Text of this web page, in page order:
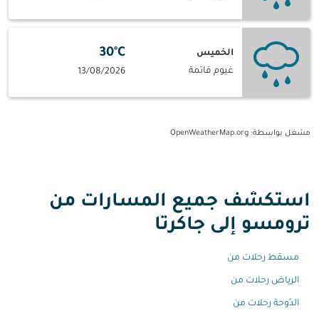
الخميس
غيوم قاتمة
30°C
13/08/2026
مشغل بواسطة: OpenWeatherMap.org
استكشف جميع المسارات من
ترومسو إلى جاكرتا
مسقط رحلات من
الرياض رحلات من
الدّوحة رحلات من